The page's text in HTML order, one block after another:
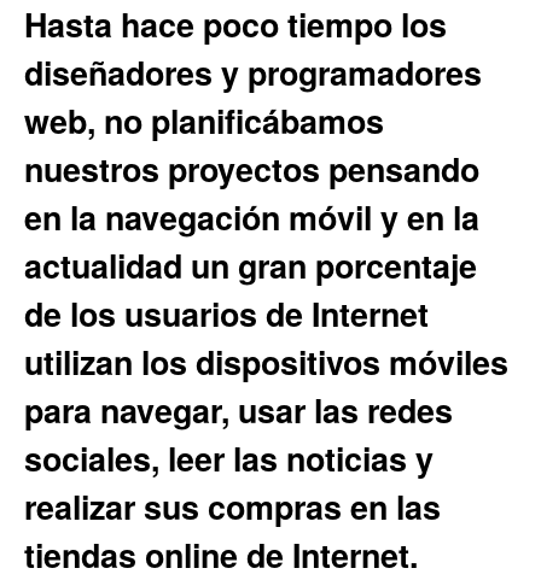
Hasta hace poco tiempo los
diseñadores y programadores
web, no planificábamos
nuestros proyectos pensando
en la navegación móvil y en la
actualidad un gran porcentaje
de los usuarios de Internet
utilizan los dispositivos móviles
para navegar, usar las redes
sociales, leer las noticias y
realizar sus compras en las
tiendas online de Internet.